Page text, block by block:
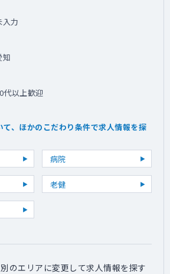
入力
知
代以上歓迎
、ほかのこだわり条件で求人情報を探
病院
老健
のエリアに変更して求人情報を探す